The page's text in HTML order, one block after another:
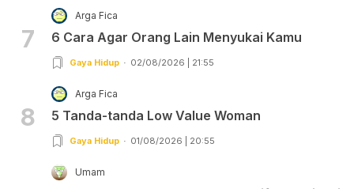
7
Arga Fica
6 Cara Agar Orang Lain Menyukai Kamu
Gaya Hidup 02/08/2026 | 21:55
8
Arga Fica
5 Tanda-tanda Low Value Woman
Gaya Hidup 01/08/2026 | 20:55
Umam